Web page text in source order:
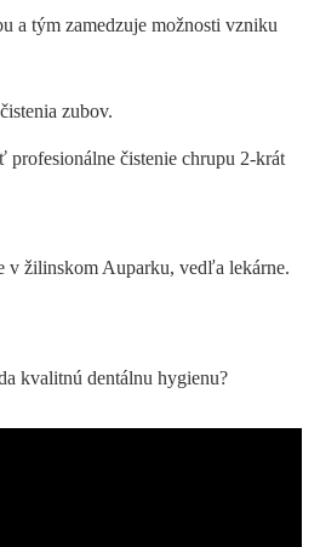
a tým zamedzuje možnosti vzniku
zubov.
profesionálne čistenie chrupu 2-krát
v žilinskom Auparku, vedľa lekárne.
kvalitnú dentálnu hygienu?